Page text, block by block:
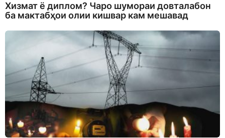
Хизмат ё диплом? Чаро шумораи довталабон
ба мактабҳои олии кишвар кам мешавад